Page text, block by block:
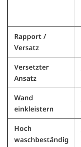
Rapport /
Versatz
Versetzter
Ansatz
Wand
einkleistern
Hoch
waschbeständig